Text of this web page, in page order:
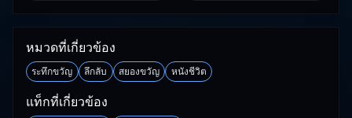
หมวดที่เกี่ยวข้อง
ระทึกขวัญ ลึกลับ สยองขวัญ หนังชีวิต
แท็กที่เกี่ยวข้อง